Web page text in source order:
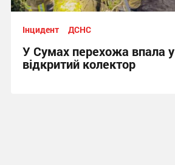
Інцидент ДСНС
У Сумах перехожа впала у
відкритий колектор